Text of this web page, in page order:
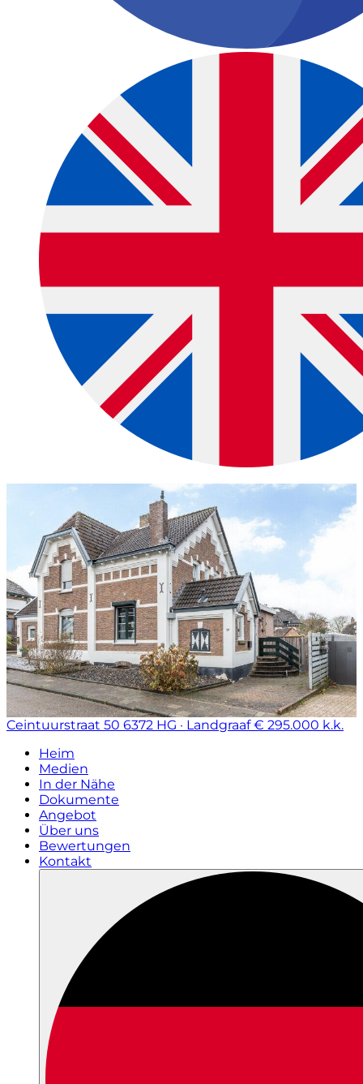
Ceintuurstraat 50 6372 HG · Landgraaf € 295.000 k.k.
Heim
Medien
In der Nähe
Dokumente
Angebot
Über uns
Bewertungen
Kontakt